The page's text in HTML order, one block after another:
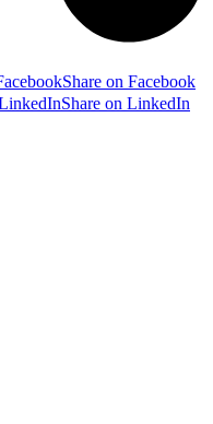
Share on Facebook
Share on LinkedIn